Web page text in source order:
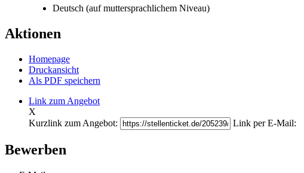
Deutsch (auf muttersprachlichem Niveau)
Aktionen
Homepage
Druckansicht
Als PDF speichern
Link zum Angebot
X
Kurzlink zum Angebot:
Link per E-Mail:
Bewerben